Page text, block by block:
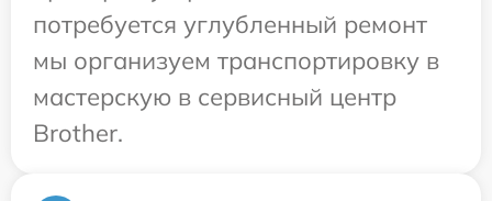
потребуется углубленный ремонт
мы организуем транспортировку в
мастерскую в сервисный центр
Brother.